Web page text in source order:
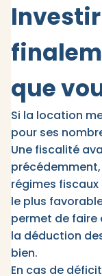
Investir
que
Si la location
pour ses
Une fiscalité
régimes fiscaux
le plus
permet de faire
la déduction
bien.
En cas de